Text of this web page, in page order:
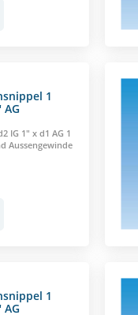
1
IG 1" x d1 AG 1
Aussengewinde
1